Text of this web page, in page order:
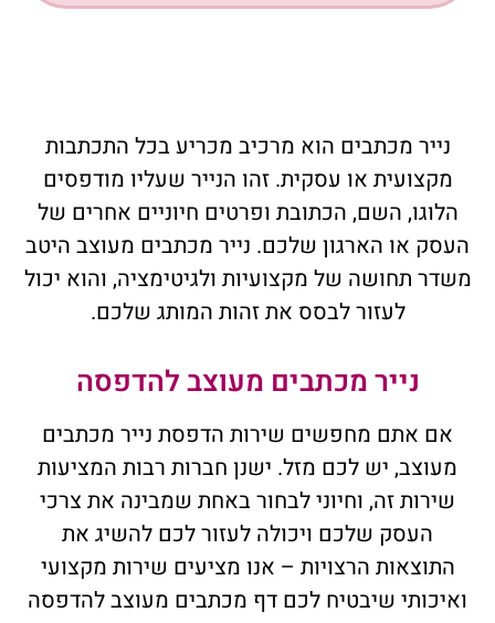
נייר מכתבים הוא מרכיב מכריע בכל התכתבות
מקצועית או עסקית. זהו הנייר שעליו מודפסים
הלוגו, השם, הכתובת ופרטים חיוניים אחרים של
העסק או הארגון שלכם. נייר מכתבים מעוצב היטב
משדר תחושה של מקצועיות ולגיטימציה, והוא יכול
לעזור לבסס את זהות המותג שלכם.
נייר מכתבים מעוצב להדפסה
אם אתם מחפשים שירות הדפסת נייר מכתבים
מעוצב, יש לכם מזל. ישנן חברות רבות המציעות
שירות זה, וחיוני לבחור באחת שמבינה את צרכי
העסק שלכם ויכולה לעזור לכם להשיג את
התוצאות הרצויות – אנו מציעים שירות מקצועי
ואיכותי שיבטיח לכם דף מכתבים מעוצב להדפסה